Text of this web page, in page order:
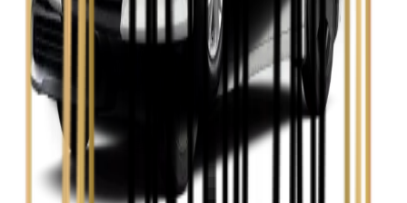
Zobacz
Toyota Camry
Zobacz
Toyota Corolla
Toyota Prius